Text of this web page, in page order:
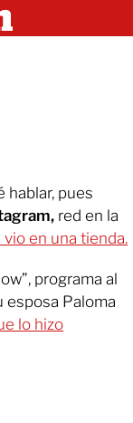
hablar, pues
red en la
en una tienda.
programa al
esposa Paloma
lo hizo